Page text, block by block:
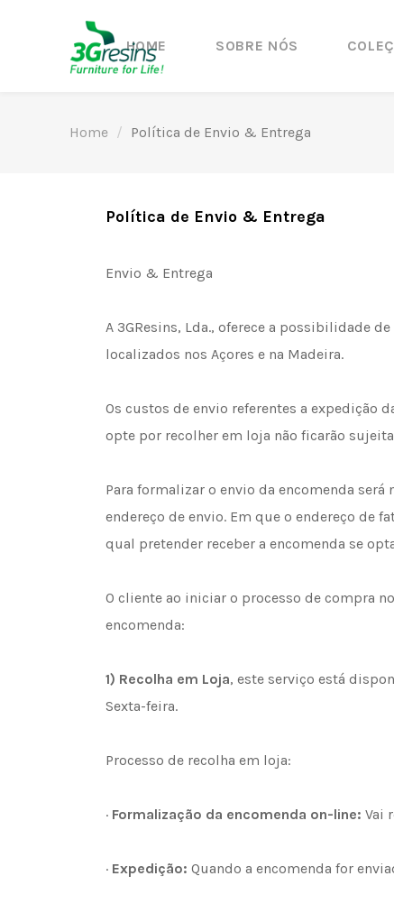
HOME SOBRE NÓS
Home Política de Envio & Entrega
Política de Envio & Entrega
Envio & Entrega
A 3GResins, Lda., oferece a possibilidade
localizados nos Açores e na Madeira.
Os custos de envio referentes a expedição
opte por recolher em loja não ficarão
Para formalizar o envio da encomenda
endereço de envio. Em que o endereço de
qual pretender receber a encomenda se
O cliente ao iniciar o processo de compra
encomenda:
1) Recolha em Loja, este serviço está
Sexta-feira.
Processo de recolha em loja:
· Formalização da encomenda on-line: Vai
· Expedição: Quando a encomenda for